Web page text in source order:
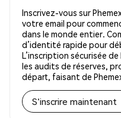
Inscrivez-vous sur
votre email pour
dans le monde entier.
d’identité rapide pour
L’inscription sécurisée
les audits de réserves,
départ, faisant de
S'inscrire maintenant